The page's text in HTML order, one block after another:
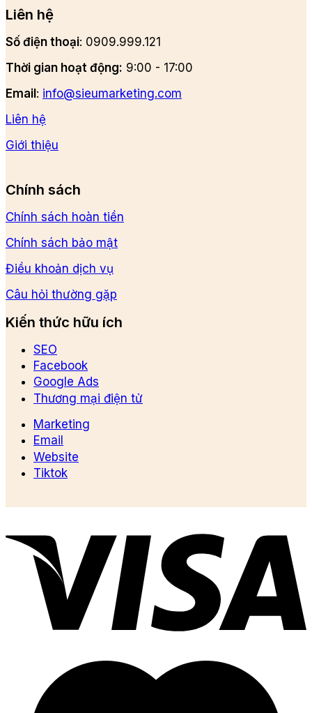
Liên hệ
Số điện thoại: 0909.999.121
Thời gian hoạt động: 9:00 - 17:00
Email : info@sieumarketing.com
Liên hệ
Giới thiệu
Chính sách
Chính sách hoàn tiền
Chính sách bảo mật
Điều khoản dịch vụ
Câu hỏi thường gặp
Kiến thức hữu ích
SEO
Facebook
Google Ads
Thương mại điện tử
Marketing
Email
Website
Tiktok